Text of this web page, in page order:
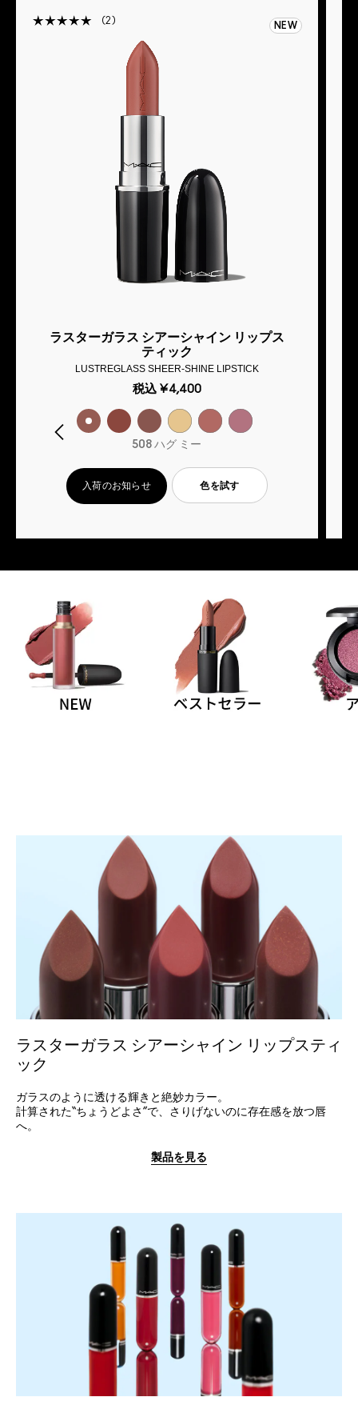
2 NEW
ラスターガラス シアーシャイン リップス
ティック
LUSTREGLASS SHEER-SHINE LIPSTICK
税込 ¥4,400
508 ハグ ミー
入荷のお知らせ 色を試す
ラスターガラス シアーシャイン リップスティ
ック
ガラスのように透ける輝きと絶妙カラー。
計算された“ちょうどよさ”で、さりげないのに存在感を放つ唇
へ。
製品を見る